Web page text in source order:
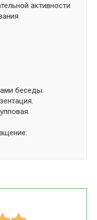
активности
беседы.